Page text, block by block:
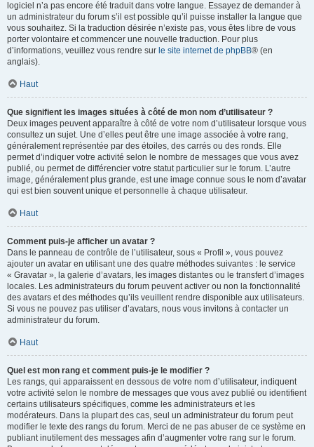
logiciel n’a pas encore été traduit dans votre langue. Essayez de demander à
un administrateur du forum s’il est possible qu’il puisse installer la langue que
vous souhaitez. Si la traduction désirée n’existe pas, vous êtes libre de vous
porter volontaire et commencer une nouvelle traduction. Pour plus
d’informations, veuillez vous rendre sur le site internet de phpBB® (en
anglais).
Haut
Que signifient les images situées à côté de mon nom d’utilisateur ?
Deux images peuvent apparaître à côté de votre nom d’utilisateur lorsque vous
consultez un sujet. Une d’elles peut être une image associée à votre rang,
généralement représentée par des étoiles, des carrés ou des ronds. Elle
permet d’indiquer votre activité selon le nombre de messages que vous avez
publié, ou permet de différencier votre statut particulier sur le forum. L’autre
image, généralement plus grande, est une image connue sous le nom d’avatar
qui est bien souvent unique et personnelle à chaque utilisateur.
Haut
Comment puis-je afficher un avatar ?
Dans le panneau de contrôle de l’utilisateur, sous « Profil », vous pouvez
ajouter un avatar en utilisant une des quatre méthodes suivantes : le service
« Gravatar », la galerie d’avatars, les images distantes ou le transfert d’images
locales. Les administrateurs du forum peuvent activer ou non la fonctionnalité
des avatars et des méthodes qu’ils veuillent rendre disponible aux utilisateurs.
Si vous ne pouvez pas utiliser d’avatars, nous vous invitons à contacter un
administrateur du forum.
Haut
Quel est mon rang et comment puis-je le modifier ?
Les rangs, qui apparaissent en dessous de votre nom d’utilisateur, indiquent
votre activité selon le nombre de messages que vous avez publié ou identifient
certains utilisateurs spécifiques, comme les administrateurs et les
modérateurs. Dans la plupart des cas, seul un administrateur du forum peut
modifier le texte des rangs du forum. Merci de ne pas abuser de ce système en
publiant inutilement des messages afin d’augmenter votre rang sur le forum.